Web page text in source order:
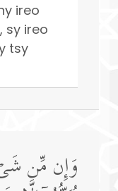
ireo
sy ireo
tsy
وَإِن مِّن